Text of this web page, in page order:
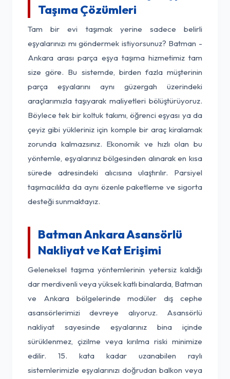
Taşıma Çözümleri
Tam bir evi taşımak yerine sadece belirli
eşyalarınızı mı göndermek istiyorsunuz? Batman -
Ankara arası parça eşya taşıma hizmetimiz tam
size göre. Bu sistemde, birden fazla müşterinin
parça eşyalarını aynı güzergah üzerindeki
araçlarımızla taşıyarak maliyetleri bölüştürüyoruz.
Böylece tek bir koltuk takımı, öğrenci eşyası ya da
çeyiz gibi yükleriniz için komple bir araç kiralamak
zorunda kalmazsınız. Ekonomik ve hızlı olan bu
yöntemle, eşyalarınız bölgesinden alınarak en kısa
sürede adresindeki alıcısına ulaştırılır. Parsiyel
taşımacılıkta da aynı özenle paketleme ve sigorta
desteği sunmaktayız.
Batman Ankara Asansörlü
Nakliyat ve Kat Erişimi
Geleneksel taşıma yöntemlerinin yetersiz kaldığı
dar merdivenli veya yüksek katlı binalarda, Batman
ve Ankara bölgelerinde modüler dış cephe
asansörlerimizi devreye alıyoruz. Asansörlü
nakliyat sayesinde eşyalarınız bina içinde
sürüklenmez, çizilme veya kırılma riski minimize
edilir. 15. kata kadar uzanabilen raylı
sistemlerimizle eşyalarınızı doğrudan balkon veya